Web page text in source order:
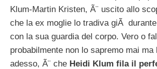
Klum-Martin Kristen, Ã¨ uscito allo
che la ex moglie lo tradiva giÃ
con la sua guardia del corpo. Vero o
probabilmente non lo sapremo mai ma
adesso, Ã¨ che Heidi Klum fila il